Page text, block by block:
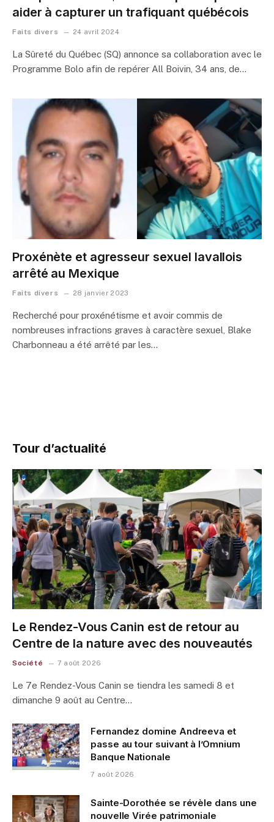
aider à capturer un trafiquant québécois
Faits divers 24 avril 2024
La Sûreté du Québec (SQ) annonce sa collaboration avec le
Programme Bolo afin de repérer All Boivin, 34 ans, de…
Proxénète et agresseur sexuel lavallois
arrêté au Mexique
Faits divers 28 janvier 2023
Recherché pour proxénétisme et avoir commis de
nombreuses infractions graves à caractère sexuel, Blake
Charbonneau a été arrêté par les…
Tour d’actualité
Le Rendez-Vous Canin est de retour au
Centre de la nature avec des nouveautés
Société 7 août 2026
Le 7e Rendez-Vous Canin se tiendra les samedi 8 et
dimanche 9 août au Centre…
Fernandez domine Andreeva et
passe au tour suivant à l’Omnium
Banque Nationale
7 août 2026
Sainte-Dorothée se révèle dans une
nouvelle Virée patrimoniale